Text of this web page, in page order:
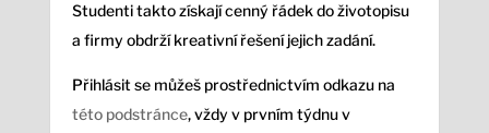
Studenti takto získají cenný řádek do životopisu
a firmy obdrží kreativní řešení jejich zadání.
Přihlásit se můžeš prostřednictvím odkazu na
této podstránce, vždy v prvním týdnu v